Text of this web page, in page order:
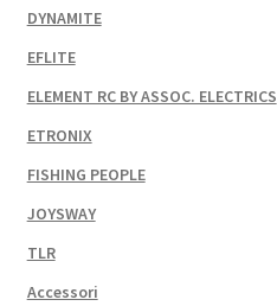
DYNAMITE
EFLITE
ELEMENT RC BY ASSOC. ELECTRICS
ETRONIX
FISHING PEOPLE
JOYSWAY
TLR
Accessori